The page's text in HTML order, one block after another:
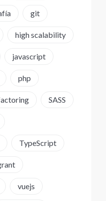
git
high scalability
javascript
php
SASS
TypeScript
vuejs